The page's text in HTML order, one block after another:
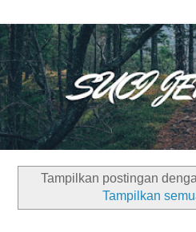
Tampilkan postingan
Tampilkan